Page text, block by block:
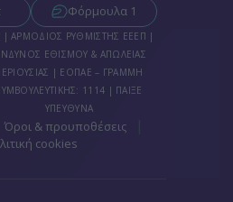
Φόρμουλα 1
| ΑΡΜΟΔΙΟΣ ΡΥΘΜΙΣΤΗΣ ΕΕΕΠ |
ΕΘΙΣΜΟΥ & ΑΠΩΛΕΙΑΣ
| ΕΟΠΑΕ – ΓΡΑΜΜΗ
1114 | ΠΑΙΞΕ
ΥΠΕΥΘΥΝΑ
Όροι & προυποθέσεις
cookies